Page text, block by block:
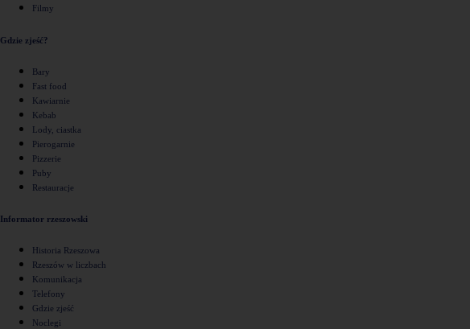
Filmy
Gdzie zjeść?
Bary
Fast food
Kawiarnie
Kebab
Lody, ciastka
Pierogarnie
Pizzerie
Puby
Restauracje
Informator rzeszowski
Historia Rzeszowa
Rzeszów w liczbach
Komunikacja
Telefony
Gdzie zjeść
Noclegi